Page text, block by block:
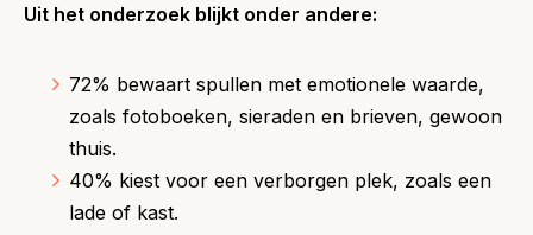
Uit het onderzoek blijkt onder andere:
72% bewaart spullen met emotionele waarde,
zoals fotoboeken, sieraden en brieven, gewoon
thuis.
40% kiest voor een verborgen plek, zoals een
lade of kast.